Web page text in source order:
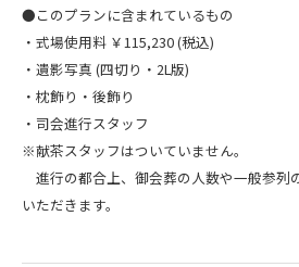
●このプランに含まれているもの
・式場使用料 ￥115,230 (税込)
・遺影写真 (四切り・2L版)
・枕飾り・後飾り
​・司会進行スタッフ
※献茶スタッフはついていません。
進行の都合上、御会葬の人数や一般参列
いただきます。